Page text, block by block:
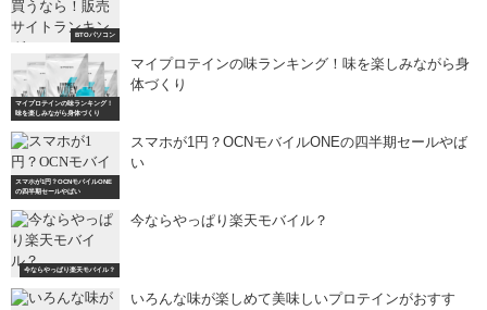
BTOパソコン
マイプロテインの味ランキング！
味を楽しみながら身体づくり
マイプロテインの味ランキング！味を楽しみながら身
体づくり
スマホが1円？OCNモバイルONE
の四半期セールやばい
スマホが1円？OCNモバイルONEの四半期セールやば
い
今ならやっぱり楽天モバイル？
今ならやっぱり楽天モバイル？
いろんな味が楽しめて美味しいプロテインがおすす